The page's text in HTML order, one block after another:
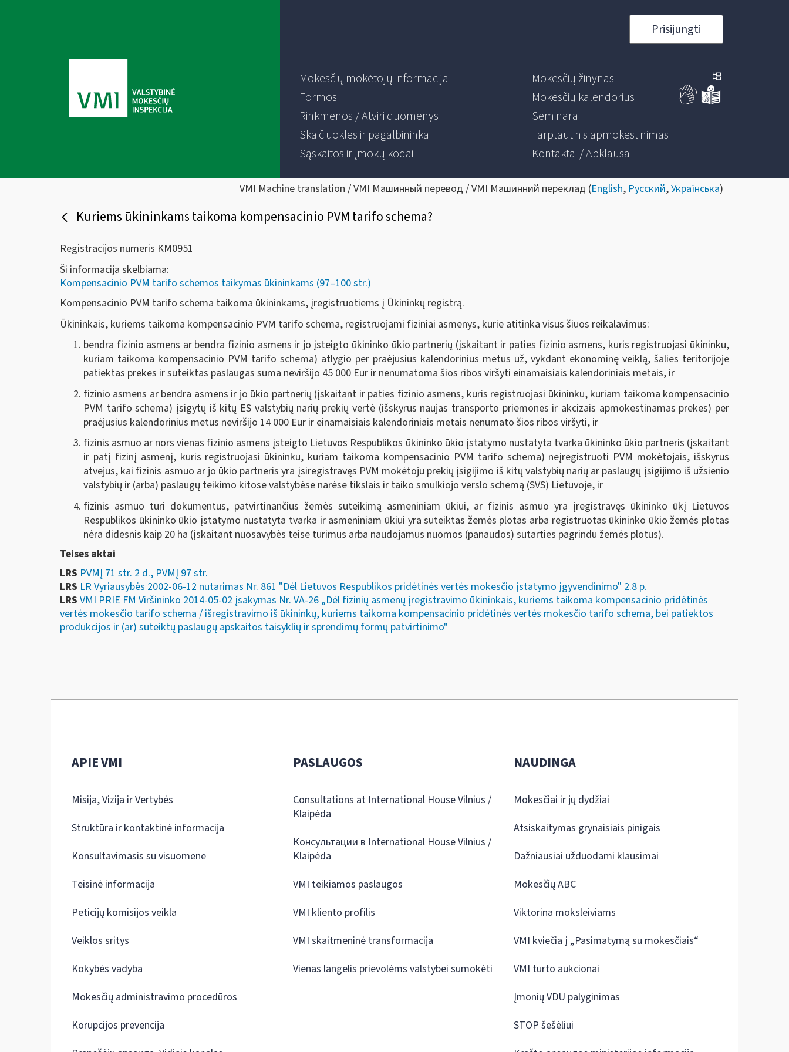
Prisijungti
Mokesčių mokėtojų informacija
Formos
Rinkmenos / Atviri duomenys
Skaičiuoklės ir pagalbininkai
Sąskaitos ir įmokų kodai
Mokesčių žinynas
Mokesčių kalendorius
Seminarai
Tarptautinis apmokestinimas
Kontaktai / Apklausa
VMI Machine translation / VMI Машинный перевод / VMI Машинний переклад (English, Русский,Українська)
Kuriems ūkininkams taikoma kompensacinio PVM tarifo schema?
Registracijos numeris KM0951
Ši informacija skelbiama:
Kompensacinio PVM tarifo schemos taikymas ūkininkams (97–100 str.)
Kompensacinio PVM tarifo schema taikoma ūkininkams, įregistruotiems į Ūkininkų registrą.
Ūkininkais, kuriems taikoma kompensacinio PVM tarifo schema, registruojami fiziniai asmenys, kurie atitinka visus šiuos reikalavimus:
bendra fizinio asmens ar bendra fizinio asmens ir jo įsteigto ūkininko ūkio partnerių (įskaitant ir paties fizinio asmens, kuris registruojasi ūkininku,
kuriam taikoma kompensacinio PVM tarifo schema) atlygio per praėjusius kalendorinius metus už, vykdant ekonominę veiklą, šalies teritorijoje
patiektas prekes ir suteiktas paslaugas suma neviršijo 45 000 Eur ir nenumatoma šios ribos viršyti einamaisiais kalendoriniais metais, ir
fizinio asmens ar bendra asmens ir jo ūkio partnerių (įskaitant ir paties fizinio asmens, kuris registruojasi ūkininku, kuriam taikoma kompensacinio
PVM tarifo schema) įsigytų iš kitų ES valstybių narių prekių vertė (išskyrus naujas transporto priemones ir akcizais apmokestinamas prekes) per
praėjusius kalendorinius metus neviršijo 14 000 Eur ir einamaisiais kalendoriniais metais nenumato šios ribos viršyti, ir
fizinis asmuo ar nors vienas fizinio asmens įsteigto Lietuvos Respublikos ūkininko ūkio įstatymo nustatyta tvarka ūkininko ūkio partneris (įskaitant
ir patį fizinį asmenį, kuris registruojasi ūkininku, kuriam taikoma kompensacinio PVM tarifo schema) neįregistruoti PVM mokėtojais, išskyrus
atvejus, kai fizinis asmuo ar jo ūkio partneris yra įsiregistravęs PVM mokėtoju prekių įsigijimo iš kitų valstybių narių ar paslaugų įsigijimo iš užsienio
valstybių ir (arba) paslaugų teikimo kitose valstybėse narėse tikslais ir taiko smulkiojo verslo schemą (SVS) Lietuvoje, ir
fizinis asmuo turi dokumentus, patvirtinančius žemės suteikimą asmeniniam ūkiui, ar fizinis asmuo yra įregistravęs ūkininko ūkį Lietuvos
Respublikos ūkininko ūkio įstatymo nustatyta tvarka ir asmeniniam ūkiui yra suteiktas žemės plotas arba registruotas ūkininko ūkio žemės plotas
nėra didesnis kaip 20 ha (įskaitant nuosavybės teise turimus arba naudojamus nuomos (panaudos) sutarties pagrindu žemės plotus).
Teises aktai
LRS PVMĮ 71 str. 2 d., PVMĮ 97 str.
LRS LR Vyriausybės 2002-06-12 nutarimas Nr. 861 "Dėl Lietuvos Respublikos pridėtinės vertės mokesčio įstatymo įgyvendinimo" 2.8 p.
LRS VMI PRIE FM Viršininko 2014-05-02 įsakymas Nr. VA-26 „Dėl fizinių asmenų įregistravimo ūkininkais, kuriems taikoma kompensacinio pridėtinės
vertės mokesčio tarifo schema / išregistravimo iš ūkininkų, kuriems taikoma kompensacinio pridėtinės vertės mokesčio tarifo schema, bei patiektos
produkcijos ir (ar) suteiktų paslaugų apskaitos taisyklių ir sprendimų formų patvirtinimo"
APIE VMI
Misija, Vizija ir Vertybės
Struktūra ir kontaktinė informacija
Konsultavimasis su visuomene
Teisinė informacija
Peticijų komisijos veikla
Veiklos sritys
Kokybės vadyba
Mokesčių administravimo procedūros
Korupcijos prevencija
PASLAUGOS
Consultations at International House Vilnius /
Klaipėda
Консультации в International House Vilnius /
Klaipėda
VMI teikiamos paslaugos
VMI kliento profilis
VMI skaitmeninė transformacija
Vienas langelis prievolėms valstybei sumokėti
NAUDINGA
Mokesčiai ir jų dydžiai
Atsiskaitymas grynaisiais pinigais
Dažniausiai užduodami klausimai
Mokesčių ABC
Viktorina moksleiviams
VMI kviečia į „Pasimatymą su mokesčiais“
VMI turto aukcionai
Įmonių VDU palyginimas
STOP šešėliui